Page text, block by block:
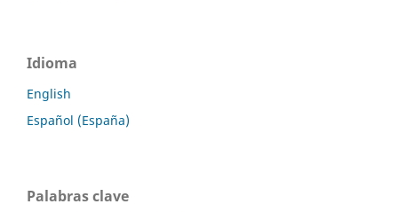
Idioma
English
Español (España)
Palabras clave